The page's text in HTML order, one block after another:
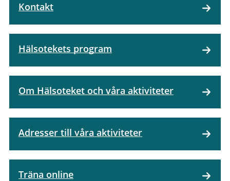
Kontakt
Hälsotekets program
Om Hälsoteket och våra aktiviteter
Adresser till våra aktiviteter
Träna online